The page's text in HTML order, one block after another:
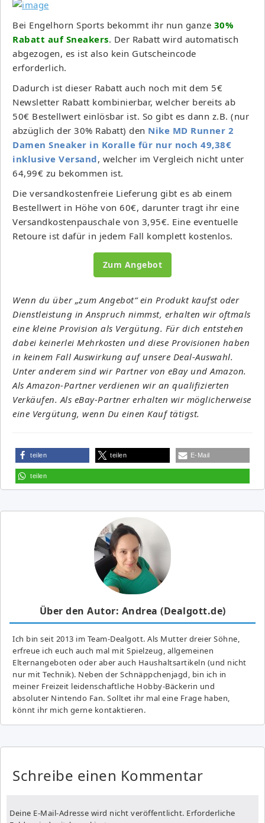
Bei Engelhorn Sports bekommt ihr nun ganze 30%
Rabatt auf Sneakers. Der Rabatt wird automatisch
abgezogen, es ist also kein Gutscheincode
erforderlich.
Dadurch ist dieser Rabatt auch noch mit dem 5€
Newsletter Rabatt kombinierbar, welcher bereits ab
50€ Bestellwert einlösbar ist. So gibt es dann z.B. (nur
abzüglich der 30% Rabatt) den Nike MD Runner 2
Damen Sneaker in Koralle für nur noch 49,38€
inklusive Versand, welcher im Vergleich nicht unter
64,99€ zu bekommen ist.
Die versandkostenfreie Lieferung gibt es ab einem
Bestellwert in Höhe von 60€, darunter tragt ihr eine
Versandkostenpauschale von 3,95€. Eine eventuelle
Retoure ist dafür in jedem Fall komplett kostenlos.
Zum Angebot
Wenn du über „zum Angebot“ ein Produkt kaufst oder
Dienstleistung in Anspruch nimmst, erhalten wir oftmals
eine kleine Provision als Vergütung. Für dich entstehen
dabei keinerlei Mehrkosten und diese Provisionen haben
in keinem Fall Auswirkung auf unsere Deal-Auswahl.
Unter anderem sind wir Partner von eBay und Amazon.
Als Amazon-Partner verdienen wir an qualifizierten
Verkäufen. Als eBay-Partner erhalten wir möglicherweise
eine Vergütung, wenn Du einen Kauf tätigst.
teilen teilen E-Mail
teilen
Über den Autor: Andrea (Dealgott.de)
Ich bin seit 2013 im Team-Dealgott. Als Mutter dreier Söhne,
erfreue ich euch auch mal mit Spielzeug, allgemeinen
Elternangeboten oder aber auch Haushaltsartikeln (und nicht
nur mit Technik). Neben der Schnäppchenjagd, bin ich in
meiner Freizeit leidenschaftliche Hobby-Bäckerin und
absoluter Nintendo Fan. Solltet ihr mal eine Frage haben,
könnt ihr mich gerne kontaktieren.
Schreibe einen Kommentar
Deine E-Mail-Adresse wird nicht veröffentlicht. Erforderliche